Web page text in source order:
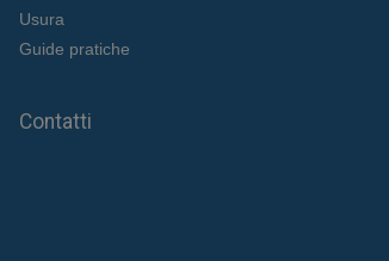
Usura
Guide pratiche
Contatti